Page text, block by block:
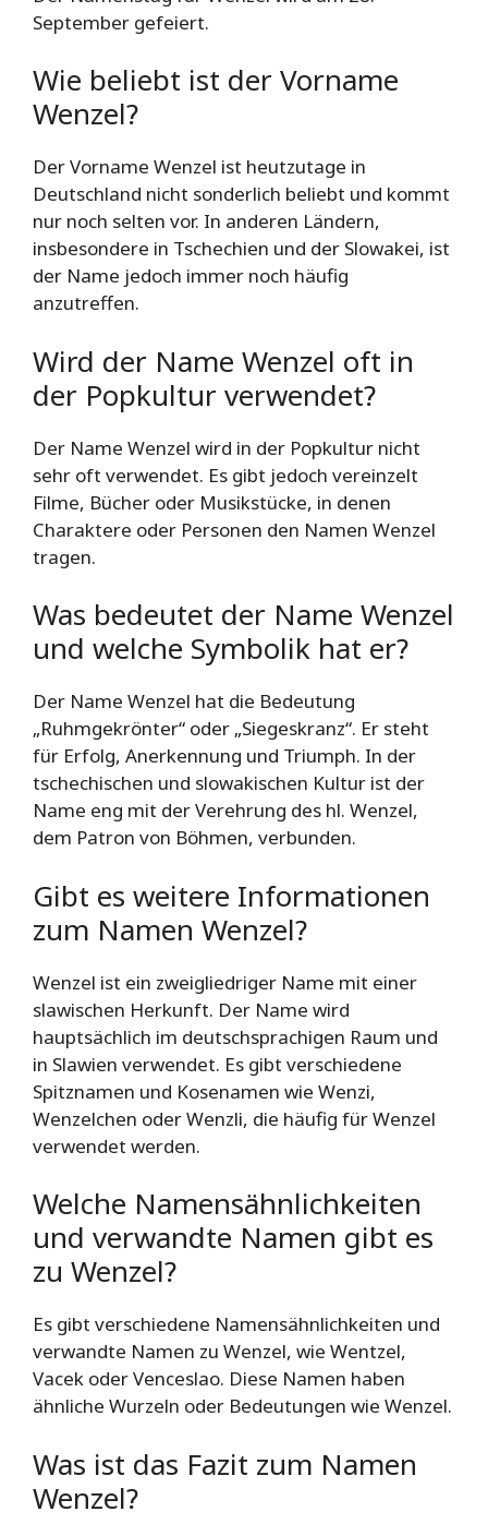
September gefeiert.
Wie beliebt ist der Vorname
Wenzel?
Der Vorname Wenzel ist heutzutage in
Deutschland nicht sonderlich beliebt und kommt
nur noch selten vor. In anderen Ländern,
insbesondere in Tschechien und der Slowakei, ist
der Name jedoch immer noch häufig
anzutreffen.
Wird der Name Wenzel oft in
der Popkultur verwendet?
Der Name Wenzel wird in der Popkultur nicht
sehr oft verwendet. Es gibt jedoch vereinzelt
Filme, Bücher oder Musikstücke, in denen
Charaktere oder Personen den Namen Wenzel
tragen.
Was bedeutet der Name Wenzel
und welche Symbolik hat er?
Der Name Wenzel hat die Bedeutung
„Ruhmgekrönter“ oder „Siegeskranz“. Er steht
für Erfolg, Anerkennung und Triumph. In der
tschechischen und slowakischen Kultur ist der
Name eng mit der Verehrung des hl. Wenzel,
dem Patron von Böhmen, verbunden.
Gibt es weitere Informationen
zum Namen Wenzel?
Wenzel ist ein zweigliedriger Name mit einer
slawischen Herkunft. Der Name wird
hauptsächlich im deutschsprachigen Raum und
in Slawien verwendet. Es gibt verschiedene
Spitznamen und Kosenamen wie Wenzi,
Wenzelchen oder Wenzli, die häufig für Wenzel
verwendet werden.
Welche Namensähnlichkeiten
und verwandte Namen gibt es
zu Wenzel?
Es gibt verschiedene Namensähnlichkeiten und
verwandte Namen zu Wenzel, wie Wentzel,
Vacek oder Venceslao. Diese Namen haben
ähnliche Wurzeln oder Bedeutungen wie Wenzel.
Was ist das Fazit zum Namen
Wenzel?